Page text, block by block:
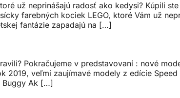
už neprinášajú radosť ako kedysi? Kúpili
farebných kociek LEGO, ktoré Vám už
fantázie zapadajú na […]
Pokračujeme v predstavovaní : nové
2019, veľmi zaujímavé modely z edície
Buggy Ak […]